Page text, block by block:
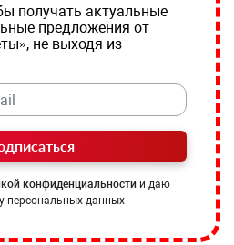
получать актуальные
предложения от
не выходя из
конфиденциальности и даю
персональных данных